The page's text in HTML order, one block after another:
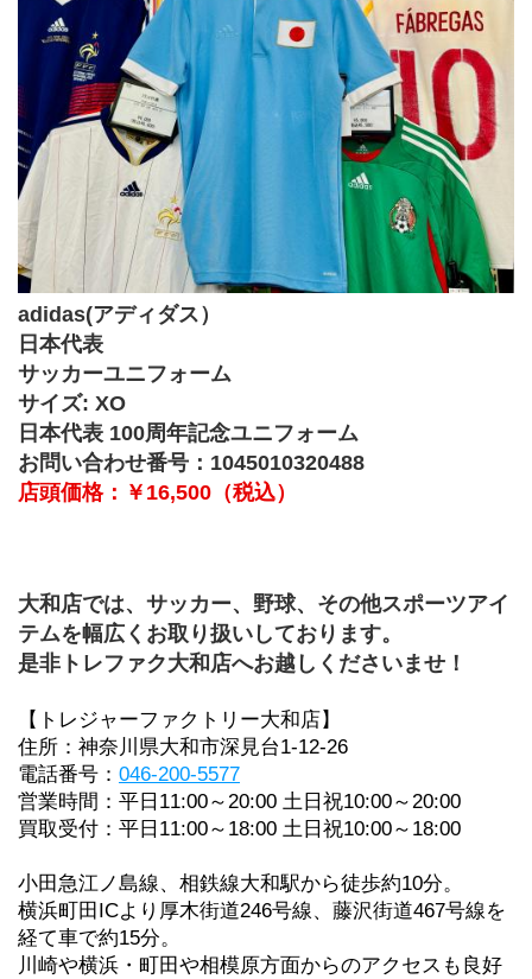
adidas(アディダス）
日本代表
サッカーユニフォーム
サイズ: XO
日本代表 100周年記念ユニフォーム
お問い合わせ番号：1045010320488
店頭価格：￥16,500（税込）
大和店では、サッカー、野球、その他スポーツアイ
テムを幅広くお取り扱いしております。
是非トレファク大和店へお越しくださいませ！
【トレジャーファクトリー大和店】
住所：神奈川県大和市深見台1-12-26
電話番号： 046-200-5577
営業時間：平日11:00～20:00 土日祝10:00～20:00
買取受付：平日11:00～18:00 土日祝10:00～18:00
小田急江ノ島線、相鉄線大和駅から徒歩約10分。
横浜町田ICより厚木街道246号線、藤沢街道467号線を
経て車で約15分。
川崎や横浜・町田や相模原方面からのアクセスも良好